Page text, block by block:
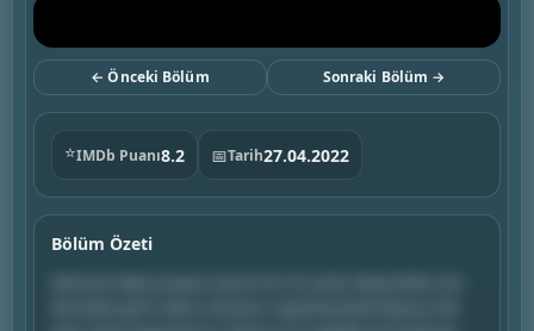
← Önceki Bölüm Sonraki Bölüm →
⭐IMDb Puanı8.2 📅Tarih27.04.2022
Bölüm Özeti